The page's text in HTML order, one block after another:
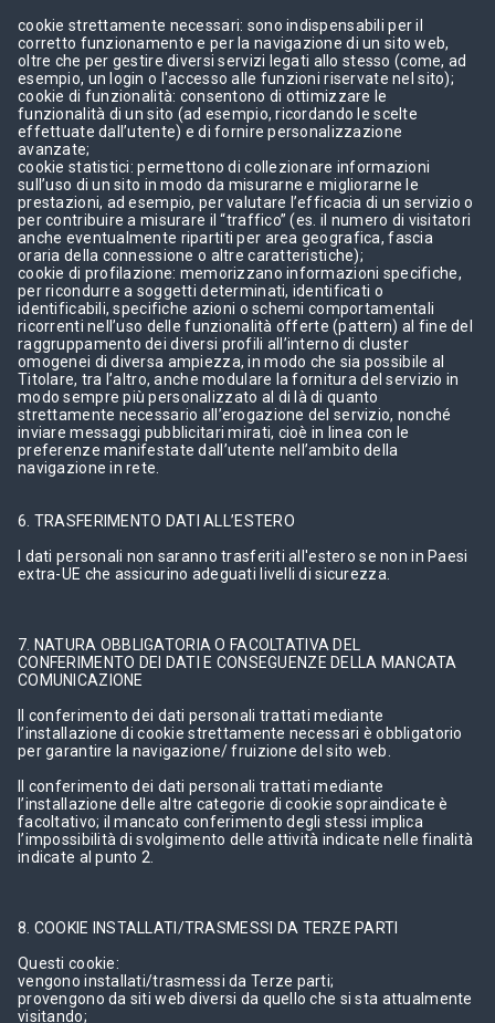
cookie strettamente necessari: sono indispensabili per il
corretto funzionamento e per la navigazione di un sito web,
oltre che per gestire diversi servizi legati allo stesso (come, ad
esempio, un login o l'accesso alle funzioni riservate nel sito);
cookie di funzionalità: consentono di ottimizzare le
funzionalità di un sito (ad esempio, ricordando le scelte
effettuate dall’utente) e di fornire personalizzazione
avanzate;
cookie statistici: permettono di collezionare informazioni
sull’uso di un sito in modo da misurarne e migliorarne le
prestazioni, ad esempio, per valutare l’efficacia di un servizio o
per contribuire a misurare il “traffico” (es. il numero di visitatori
anche eventualmente ripartiti per area geografica, fascia
oraria della connessione o altre caratteristiche);
cookie di profilazione: memorizzano informazioni specifiche,
per ricondurre a soggetti determinati, identificati o
identificabili, specifiche azioni o schemi comportamentali
ricorrenti nell’uso delle funzionalità offerte (pattern) al fine del
raggruppamento dei diversi profili all’interno di cluster
omogenei di diversa ampiezza, in modo che sia possibile al
Titolare, tra l’altro, anche modulare la fornitura del servizio in
modo sempre più personalizzato al di là di quanto
strettamente necessario all’erogazione del servizio, nonché
inviare messaggi pubblicitari mirati, cioè in linea con le
preferenze manifestate dall’utente nell’ambito della
navigazione in rete.
6. TRASFERIMENTO DATI ALL’ESTERO
I dati personali non saranno trasferiti all'estero se non in Paesi
extra-UE che assicurino adeguati livelli di sicurezza.
7. NATURA OBBLIGATORIA O FACOLTATIVA DEL
CONFERIMENTO DEI DATI E CONSEGUENZE DELLA MANCATA
COMUNICAZIONE
Il conferimento dei dati personali trattati mediante
l’installazione di cookie strettamente necessari è obbligatorio
per garantire la navigazione/ fruizione del sito web.
Il conferimento dei dati personali trattati mediante
l’installazione delle altre categorie di cookie sopraindicate è
facoltativo; il mancato conferimento degli stessi implica
l’impossibilità di svolgimento delle attività indicate nelle finalità
indicate al punto 2.
8. COOKIE INSTALLATI/TRASMESSI DA TERZE PARTI
Questi cookie:
vengono installati/trasmessi da Terze parti;
provengono da siti web diversi da quello che si sta attualmente
visitando;